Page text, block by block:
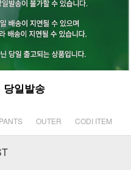
여름 잠옷 장마템 기
당일발송
PANTS OUTER CODI ITEM